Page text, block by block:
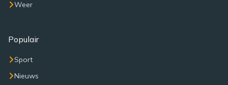
Weer
Populair
Sport
Nieuws